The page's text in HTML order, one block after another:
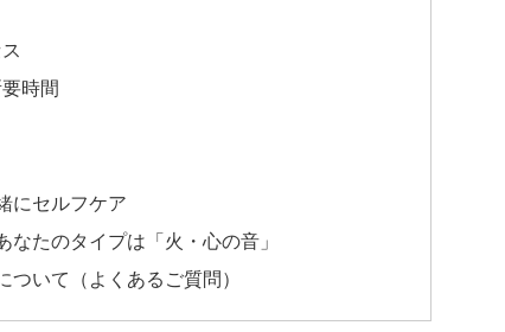
時間
にセルフケア
なたのタイプは「火・心の音」
ついて（よくあるご質問）